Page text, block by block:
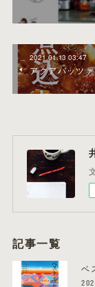
2021.01.13 03:47
アクアパッツァ
記事一覧
ベ